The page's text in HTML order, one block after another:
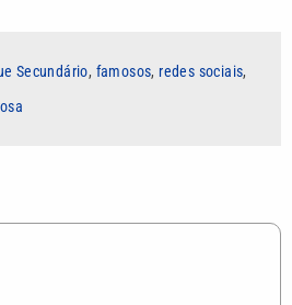
Secundário, famosos, redes sociais,